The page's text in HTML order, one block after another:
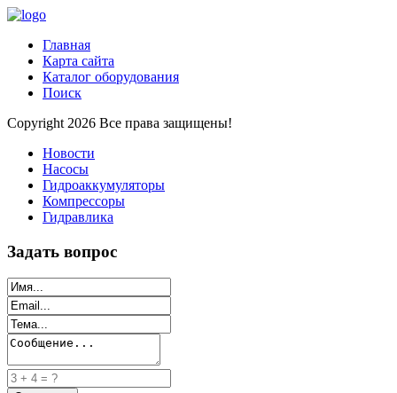
Главная
Карта сайта
Каталог оборудования
Поиск
Copyright 2026 Все права защищены!
Новости
Насосы
Гидроаккумуляторы
Компрессоры
Гидравлика
Задать вопрос